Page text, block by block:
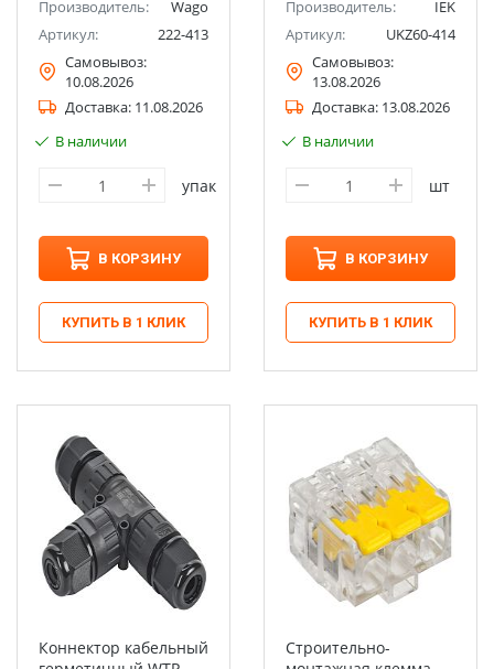
Производитель:
Wago
Артикул:
222-413
Самовывоз:
10.08.2026
Доставка: 11.08.2026
В наличии
упак
В КОРЗИНУ
КУПИТЬ В 1 КЛИК
Производитель:
IEK
Артикул:
UKZ60-414
Самовывоз:
13.08.2026
Доставка: 13.08.2026
В наличии
шт
В КОРЗИНУ
КУПИТЬ В 1 КЛИК
Коннектор кабельный
Строительно-